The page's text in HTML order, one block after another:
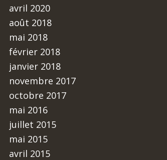
avril 2020
août 2018
mai 2018
février 2018
janvier 2018
novembre 2017
octobre 2017
mai 2016
juillet 2015
mai 2015
avril 2015